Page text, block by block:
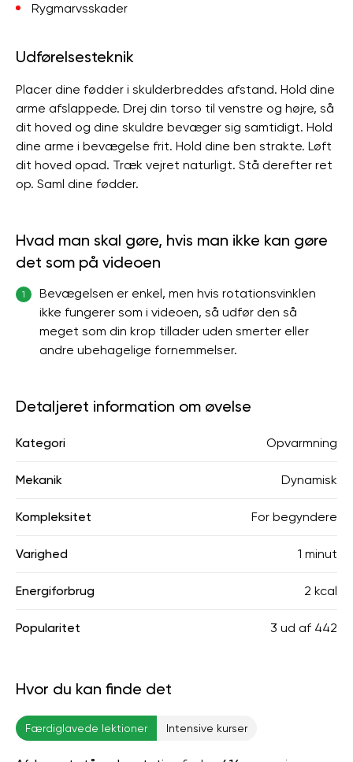
Rygmarvsskader
Udførelsesteknik
Placer dine fødder i skulderbreddes afstand. Hold dine
arme afslappede. Drej din torso til venstre og højre, så
dit hoved og dine skuldre bevæger sig samtidigt. Hold
dine arme i bevægelse frit. Hold dine ben strakte. Løft
dit hoved opad. Træk vejret naturligt. Stå derefter ret
op. Saml dine fødder.
Hvad man skal gøre, hvis man ikke kan gøre
det som på videoen
1
Bevægelsen er enkel, men hvis rotationsvinklen
ikke fungerer som i videoen, så udfør den så
meget som din krop tillader uden smerter eller
andre ubehagelige fornemmelser.
Detaljeret information om øvelse
Kategori Opvarmning
Mekanik Dynamisk
Kompleksitet For begyndere
Varighed 1 minut
Energiforbrug 2 kcal
Popularitet 3 ud af 442
Hvor du kan finde det
Færdiglavede lektioner Intensive kurser